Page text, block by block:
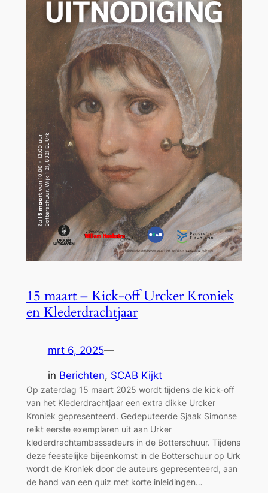
15 maart – Kick-off Urcker Kroniek
en Klederdrachtjaar
mrt 6, 2025—
in Berichten, SCAB Kijkt
Op zaterdag 15 maart 2025 wordt tijdens de kick-off
van het Klederdrachtjaar een extra dikke Urcker
Kroniek gepresenteerd. Gedeputeerde Sjaak Simonse
reikt eerste exemplaren uit aan Urker
klederdrachtambassadeurs in de Botterschuur. Tijdens
deze feestelijke bijeenkomst in de Botterschuur op Urk
wordt de Kroniek door de auteurs gepresenteerd, aan
de hand van een quiz met korte inleidingen…